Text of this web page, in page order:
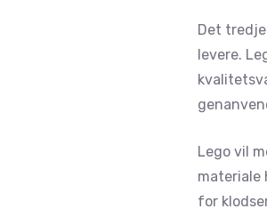
Det
levere.
Lego vil
materiale
for